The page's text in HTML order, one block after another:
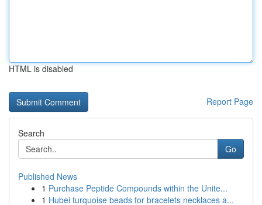
HTML is disabled
Report Page
Search
Go
Published News
1 Purchase Peptide Compounds within the Unite...
1 Hubei turquoise beads for bracelets necklaces a...